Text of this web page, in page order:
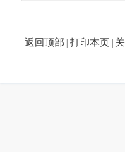
返回顶部 打印本页